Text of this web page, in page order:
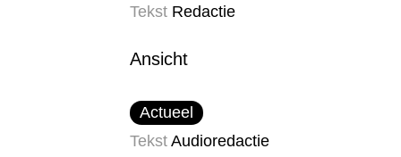
Tekst Redactie
Ansicht
Actueel
Tekst Audioredactie